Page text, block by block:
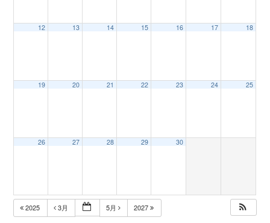
12 13 14 15 16 17 18
19 20 21 22 23 24 25
26 27 28 29 30
2025 3月 5月 2027